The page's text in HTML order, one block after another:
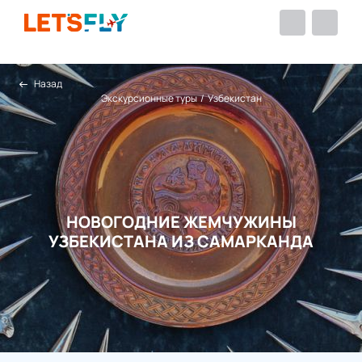
Назад
Экскурсионные туры / Узбекистан
НОВОГОДНИЕ ЖЕМЧУЖИНЫ
УЗБЕКИСТАНА ИЗ САМАРКАНДА